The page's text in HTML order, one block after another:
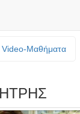
Video-Mαθήματα